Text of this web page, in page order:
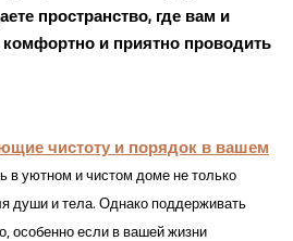
пространство, где вам и
и приятно проводить
чистоту и порядок в вашем
в уютном и чистом доме не только
души и тела. Однако поддерживать
особенно если в вашей жизни